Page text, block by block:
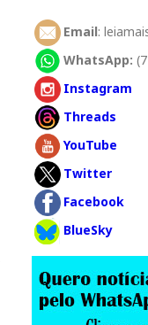
Email:
WhatsApp:
Instagram
Threads
YouTube
Twitter
Facebook
BlueSky